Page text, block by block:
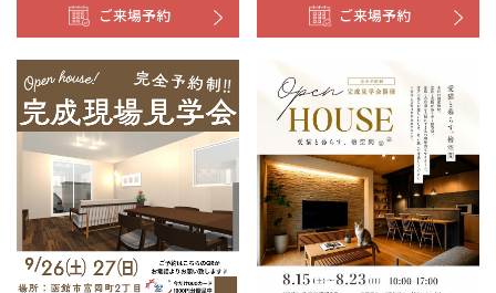
ご来場予約 ご来場予約